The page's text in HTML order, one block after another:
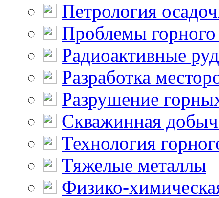
Петрология
Проблемы горного
Радиоактивные
Разработка
Разрушение
Скважинная
Технология
Тяжелые металлы
Физико-